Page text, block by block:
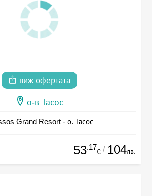
виж офертата
о-в Тасос
Grand Resort - о. Тасос
53.17
€ / 104лв.